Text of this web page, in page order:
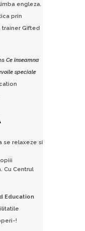
engleza.
prin
trainer Gifted
Ce inseamna
speciale
se relaxeze si
Cu Centrul
Education